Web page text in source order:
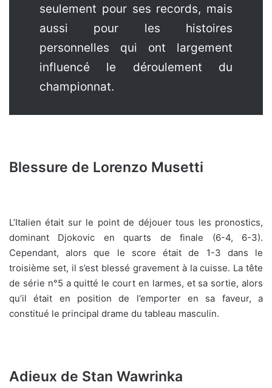
seulement pour ses records, mais
aussi pour les histoires
personnelles qui ont largement
influencé le déroulement du
championnat.
Blessure de Lorenzo Musetti
L’Italien était sur le point de déjouer tous les pronostics,
dominant Djokovic en quarts de finale (6-4, 6-3).
Cependant, alors que le score était de 1-3 dans le
troisième set, il s’est blessé gravement à la cuisse. La tête
de série n°5 a quitté le court en larmes, et sa sortie, alors
qu’il était en position de l’emporter en sa faveur, a
constitué le principal drame du tableau masculin.
Adieux de Stan Wawrinka